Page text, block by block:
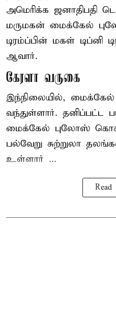
அமெரிக்க ஜனாதிபதி
மருமகன் மைக்கேல்
டிரம்ப்பின் மகள் டிப்னி
ஆவார்.
கேரளா வருகை
இந்நிலையில்,
வந்துள்ளார்.
மைக்கேல் புலோஸ்
பல்வேறு சுற்றுலா
உள்ளார் ...
Read